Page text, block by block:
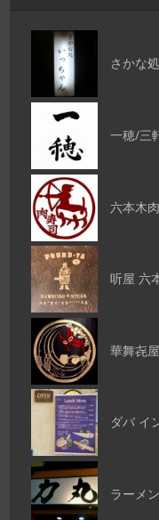
さかな
一穂/三
六本木
听屋 六
華舞㐂
ダバ イ
ラーメ